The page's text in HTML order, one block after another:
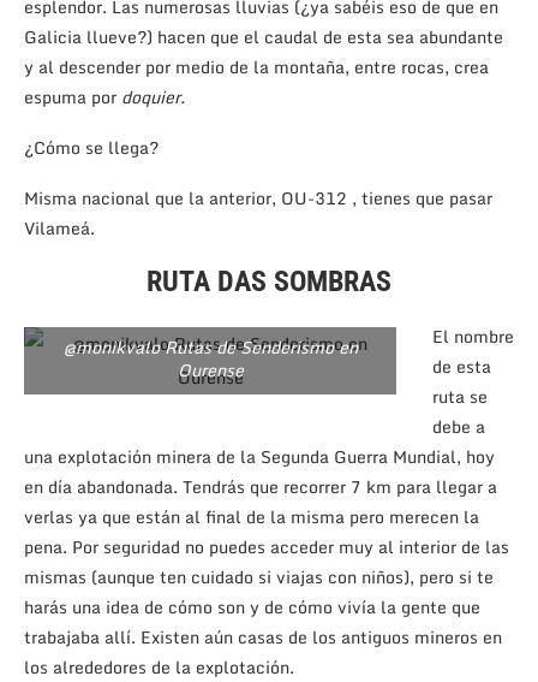
esplendor. Las numerosas lluvias (¿ya sabéis eso de que en
Galicia llueve?) hacen que el caudal de esta sea abundante
y al descender por medio de la montaña, entre rocas, crea
espuma por doquier.
¿Cómo se llega?
Misma nacional que la anterior, OU-312 , tienes que pasar
Vilameá.
RUTA DAS SOMBRAS
@monikvalo Rutas de Senderismo en
Ourense
El nombre
de esta
ruta se
debe a
una explotación minera de la Segunda Guerra Mundial, hoy
en día abandonada. Tendrás que recorrer 7 km para llegar a
verlas ya que están al final de la misma pero merecen la
pena. Por seguridad no puedes acceder muy al interior de las
mismas (aunque ten cuidado si viajas con niños), pero si te
harás una idea de cómo son y de cómo vivía la gente que
trabajaba allí. Existen aún casas de los antiguos mineros en
los alrededores de la explotación.